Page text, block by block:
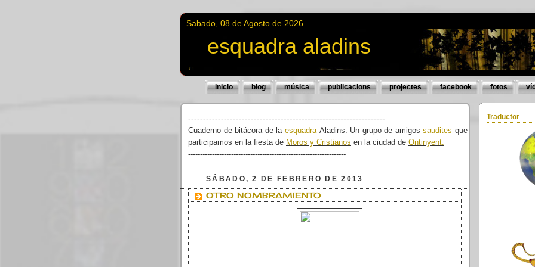
Sabado, 08 de Agosto de 2026
esquadra aladins
inicio blog música publicacions projectes facebook fotos
------------------------------------------------------------------
Cuaderno de bitácora de la esquadra Aladins. Un grupo de amigossaudites que
participamos en la fiesta de Moros y Cristianos en la ciudad de Ontinyent.
------------------------------------------------------------------
SÁBADO, 2 DE FEBRERO DE 2013
OTRO NOMBRAMIENTO
Traductor